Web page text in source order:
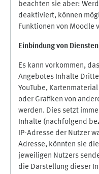
beachten sie aber:
deaktiviert, können
Funktionen von Moodle
Einbindung von
Es kann vorkommen,
Angebotes Inhalte
YouTube,
oder Grafiken von
werden. Dies setzt
Inhalte (nachfolgend
IP-Adresse der Nutzer
Adresse, könnten sie
jeweiligen Nutzers
die Darstellung dieser